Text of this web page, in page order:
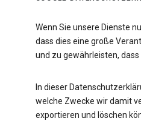
Wenn Sie unsere Dienste
dass dies eine große
und zu gewährleisten,
In dieser
welche Zwecke wir damit
exportieren und löschen